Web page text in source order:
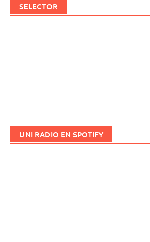
SELECTOR
UNI RADIO EN SPOTIFY